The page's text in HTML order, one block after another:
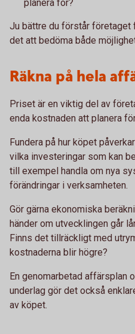
planera för?
Ju bättre du förstår
det att bedöma både
Räkna på hela
Priset är en viktig del av
enda kostnaden att planera
Fundera på hur köpet
vilka investeringar som kan
till exempel handla om nya
förändringar i verksamheten.
Gör gärna ekonomiska
händer om utvecklingen går
Finns det tillräckligt med
kostnaderna blir högre?
En genomarbetad affärsplan
underlag gör det också
av köpet.